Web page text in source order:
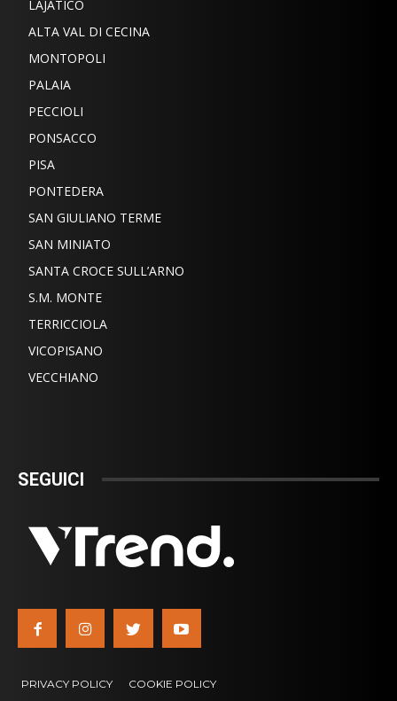
LAJATICO
ALTA VAL DI CECINA
MONTOPOLI
PALAIA
PECCIOLI
PONSACCO
PISA
PONTEDERA
SAN GIULIANO TERME
SAN MINIATO
SANTA CROCE SULL’ARNO
S.M. MONTE
TERRICCIOLA
VICOPISANO
VECCHIANO
SEGUICI
PRIVACY POLICY COOKIE POLICY